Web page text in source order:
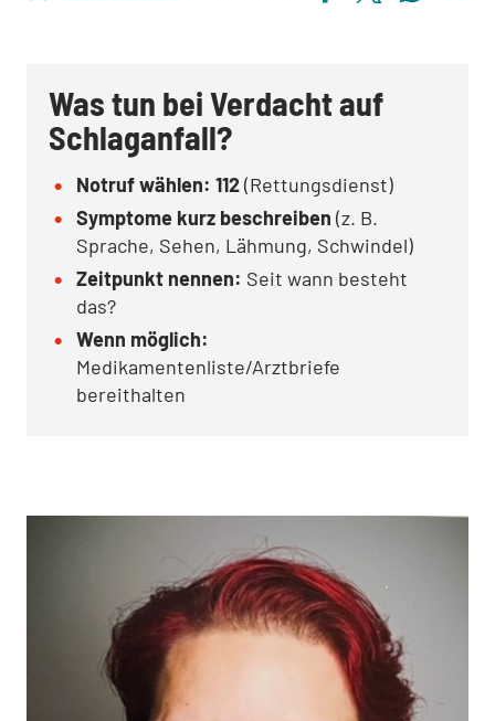
Was tun bei Verdacht auf
Schlaganfall?
Notruf wählen: 112(Rettungsdienst)
Symptome kurz beschreiben (z. B.
Sprache, Sehen, Lähmung, Schwindel)
Zeitpunkt nennen: Seit wann besteht
das?
Wenn möglich:
Medikamentenliste/Arztbriefe
bereithalten